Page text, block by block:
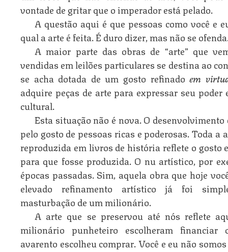
vontade de gritar que o imperador está pelado.
A questão aqui é que pessoas como você e
qual a arte é feita. É duro dizer, mas não se
A maior parte das obras de “arte” que
vendidas em leilões particulares se destina ao
se acha dotada de um gosto refinadoem
adquire peças de arte para expressar seu
cultural.
Esta situação não é nova. O
pelo gosto de pessoas ricas e poderosas. Toda a
reproduzida em livros de história reflete o gosto
para que fosse produzida. O nu artístico, por
épocas passadas. Sim, aquela obra que hoje
elevado refinamento artístico já foi
masturbação de um milionário.
A arte que se preservou até nós reflete
milionário punheteiro escolheram financiar
avarento escolheu comprar. Você e eu não